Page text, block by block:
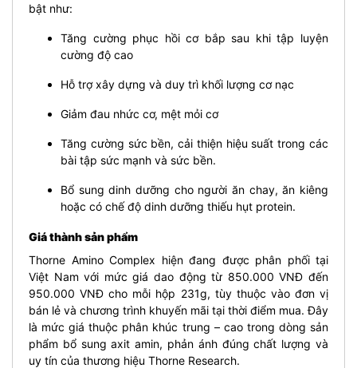
bật như:
Tăng cường phục hồi cơ bắp sau khi tập luyện
cường độ cao
Hỗ trợ xây dựng và duy trì khối lượng cơ nạc
Giảm đau nhức cơ, mệt mỏi cơ
Tăng cường sức bền, cải thiện hiệu suất trong các
bài tập sức mạnh và sức bền.
Bổ sung dinh dưỡng cho người ăn chay, ăn kiêng
hoặc có chế độ dinh dưỡng thiếu hụt protein.
Giá thành sản phẩm
Thorne Amino Complex hiện đang được phân phối tại
Việt Nam với mức giá dao động từ 850.000 VNĐ đến
950.000 VNĐ cho mỗi hộp 231g, tùy thuộc vào đơn vị
bán lẻ và chương trình khuyến mãi tại thời điểm mua. Đây
là mức giá thuộc phân khúc trung – cao trong dòng sản
phẩm bổ sung axit amin, phản ánh đúng chất lượng và
uy tín của thương hiệu Thorne Research.